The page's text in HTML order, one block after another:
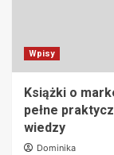
Wpisy
Książki o
pełne
wiedzy
Dominika